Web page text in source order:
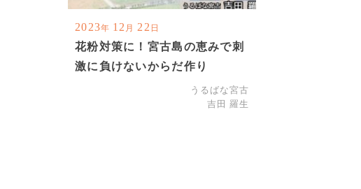
2023年 12 月 22 日
花粉対策に！宮古島の恵みで刺
激に負けないからだ作り
うるばな宮古
吉田 羅生